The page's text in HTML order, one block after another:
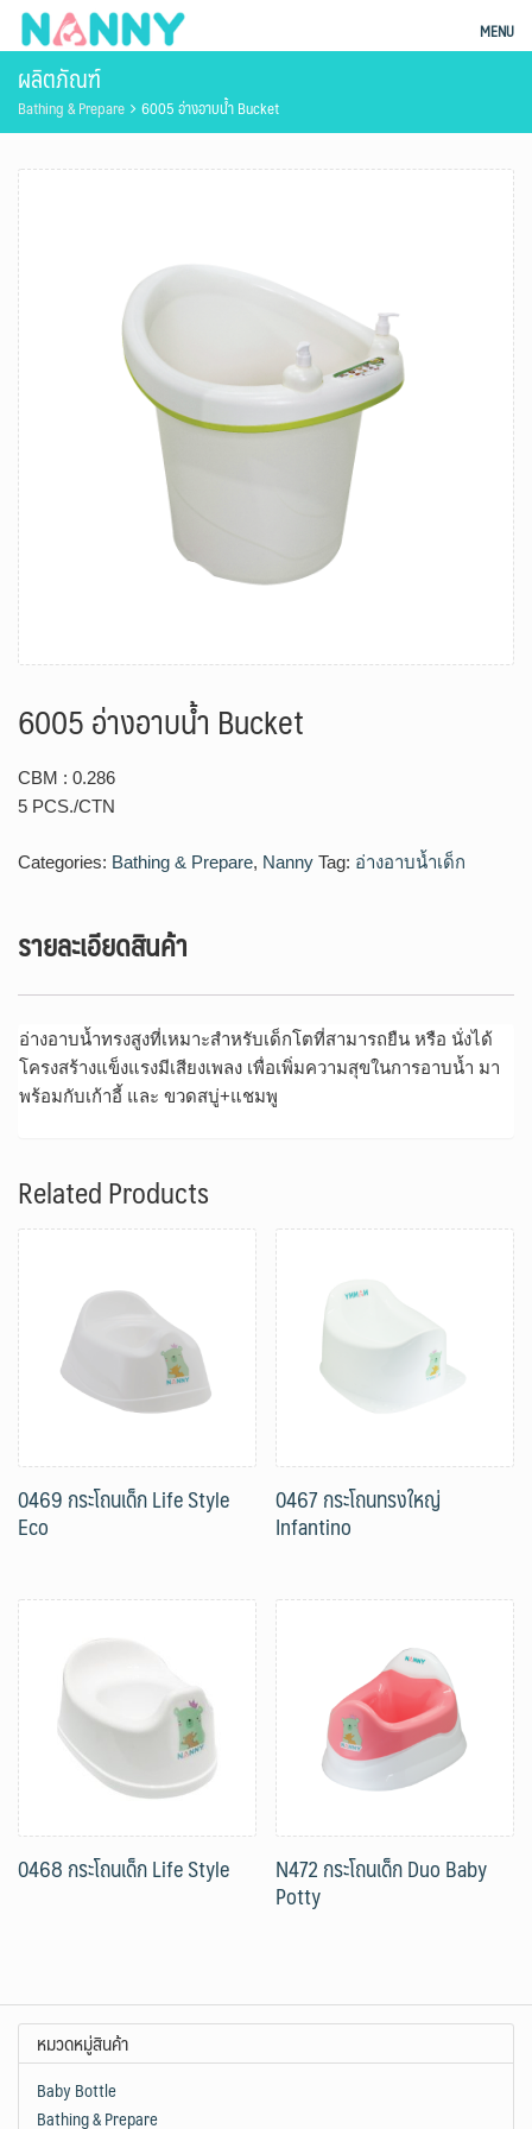
Skip
content
ผลิตภัณฑ์แม่และเด็ก Nanny MENU
ผลิตภัณฑ์
Bathing & Prepare 6005 อ่างอาบน้ำ Bucket
6005 อ่างอาบน้ำ Bucket
CBM : 0.286
5 PCS./CTN
Categories: Bathing & Prepare, Nanny Tag: อ่างอาบน้ำเด็ก
รายละเอียดสินค้า
อ่างอาบน้ำทรงสูงที่เหมาะสำหรับเด็กโตที่สามารถยืน หรือ นั่งได้
โครงสร้างแข็งแรงมีเสียงเพลง เพื่อเพิ่มความสุขในการอาบน้ำ มา
พร้อมกับเก้าอี้ และ ขวดสบู่+แชมพู
Related Products
0469 กระโถนเด็ก Life Style
Eco
0467 กระโถนทรงใหญ่
Infantino
0468 กระโถนเด็ก Life Style N472 กระโถนเด็ก Duo Baby
Potty
หมวดหมู่สินค้า
Baby Bottle
Bathing & Prepare